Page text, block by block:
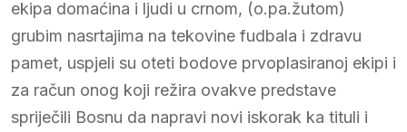
ekipa domaćina i ljudi u crnom, (o.pa.žutom)
grubim nasrtajima na tekovine fudbala i zdravu
pamet, uspjeli su oteti bodove prvoplasiranoj ekipi i
za račun onog koji režira ovakve predstave
spriječili Bosnu da napravi novi iskorak ka tituli i